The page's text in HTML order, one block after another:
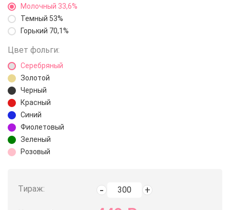
Молочный 33,6%
Темный 53%
Горький 70,1%
Цвет фольги:
Серебряный
Золотой
Черный
Красный
Синий
Фиолетовый
Зеленый
Розовый
Тираж: